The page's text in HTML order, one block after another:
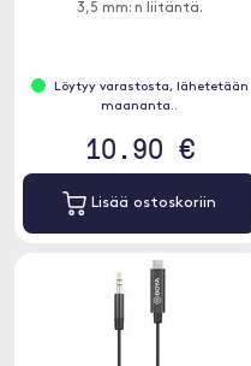
3,5 mm: n liitäntä.
Löytyy varastosta, lähetetään
maananta..
10.90 €
Lisää ostoskoriin